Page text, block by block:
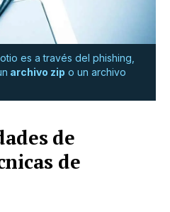
es a través del phishing,
archivo zip o un archivo
de
de